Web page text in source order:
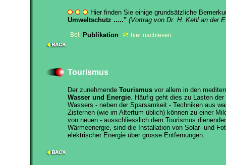
Hier finden Sie einige grundsätzliche
Umweltschutz ....." (Vortrag von Dr. H. Kehl an der
Publikation
hier nachlesen
Tourismus
Der zunehmende Tourismus vor allem in den
Wasser und Energie. Häufig geht dies zu Lasten
Wassers - neben der Sparsamkeit - Techniken aus
Zisternen (wie im Altertum üblich) können zu einer
von neuen - ausschliesslich dem Tourismus
Wärmeenergie, sind die Installation von Solar- und
elektrischer Energie über grosse Entfernungen.